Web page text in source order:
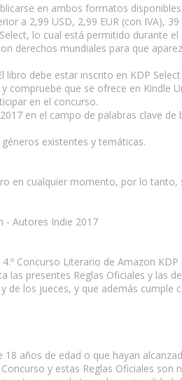
en ambos formatos
a 2,99 USD, 2,99 EUR (con IVA),
lo cual está permitido durante el
derechos mundiales para que
libro debe estar inscrito en KDP
compruebe que se ofrece en Kindle
en el concurso.
en el campo de palabras clave
existentes y temáticas.
en cualquier momento, por lo
- Autores Indie 2017
Concurso Literario de Amazon KDP
las presentes Reglas Oficiales y las
y de los jueces, y que además
años de edad o que hayan
y estas Reglas Oficiales son